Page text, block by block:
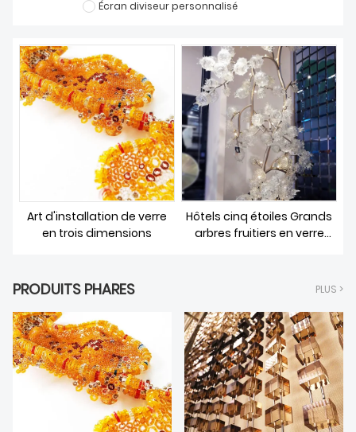
À PROPOS DE NOUS
DES PRODUITS
TÉLÉCHARGER
NOUS CONTACTER
Écran diviseur personnalisé
Art d'installation de verre
en trois dimensions
Hôtels cinq étoiles Grands
arbres fruitiers en verre
PRODUITS PHARES PLUS >